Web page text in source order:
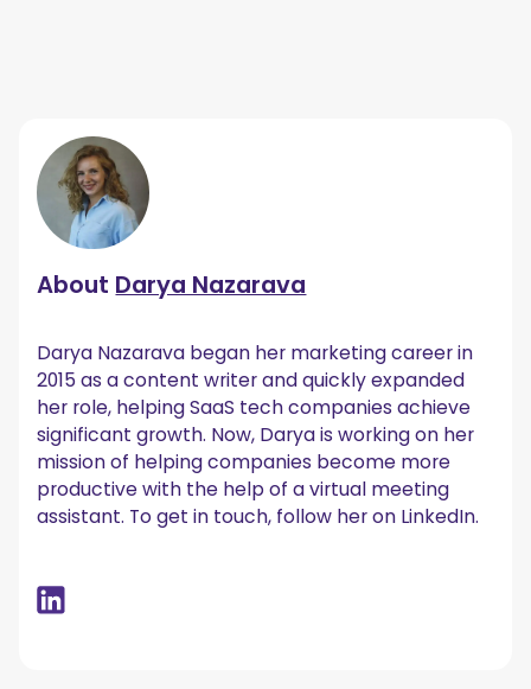
About Darya Nazarava
Darya Nazarava began her marketing career in
2015 as a content writer and quickly expanded
her role, helping SaaS tech companies achieve
significant growth. Now, Darya is working on her
mission of helping companies become more
productive with the help of a virtual meeting
assistant. To get in touch, follow her on LinkedIn.